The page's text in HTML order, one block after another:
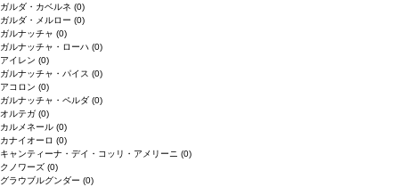
ガルダ・カベルネ (0)
ガルダ・メルロー (0)
ガルナッチャ (0)
ガルナッチャ・ローハ (0)
アイレン (0)
ガルナッチャ・パイス (0)
アコロン (0)
ガルナッチャ・ペルダ (0)
オルテガ (0)
カルメネール (0)
カナイオーロ (0)
キャンティーナ・デイ・コッリ・アメリーニ (0)
クノワーズ (0)
グラウブルグンダー (0)